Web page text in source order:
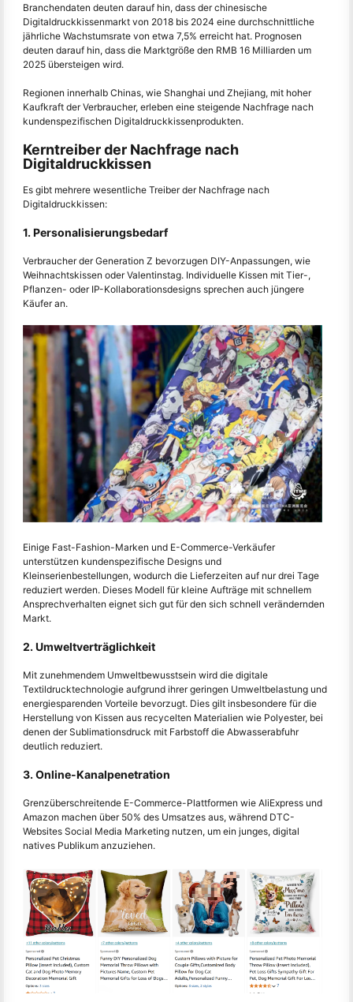
Branchendaten deuten darauf hin, dass der chinesische
Digitaldruckkissenmarkt von 2018 bis 2024 eine durchschnittliche
jährliche Wachstumsrate von etwa 7,5% erreicht hat. Prognosen
deuten darauf hin, dass die Marktgröße den RMB 16 Milliarden um
2025 übersteigen wird.
Regionen innerhalb Chinas, wie Shanghai und Zhejiang, mit hoher
Kaufkraft der Verbraucher, erleben eine steigende Nachfrage nach
kundenspezifischen Digitaldruckkissenprodukten.
Kerntreiber der Nachfrage nach
Digitaldruckkissen
Es gibt mehrere wesentliche Treiber der Nachfrage nach
Digitaldruckkissen:
1. Personalisierungsbedarf
Verbraucher der Generation Z bevorzugen DIY-Anpassungen, wie
Weihnachtskissen oder Valentinstag. Individuelle Kissen mit Tier-,
Pflanzen- oder IP-Kollaborationsdesigns sprechen auch jüngere
Käufer an.
Einige Fast-Fashion-Marken und E-Commerce-Verkäufer
unterstützen kundenspezifische Designs und
Kleinserienbestellungen, wodurch die Lieferzeiten auf nur drei Tage
reduziert werden. Dieses Modell für kleine Aufträge mit schnellem
Ansprechverhalten eignet sich gut für den sich schnell verändernden
Markt.
2. Umweltverträglichkeit
Mit zunehmendem Umweltbewusstsein wird die digitale
Textildrucktechnologie aufgrund ihrer geringen Umweltbelastung und
energiesparenden Vorteile bevorzugt. Dies gilt insbesondere für die
Herstellung von Kissen aus recycelten Materialien wie Polyester, bei
denen der Sublimationsdruck mit Farbstoff die Abwasserabfuhr
deutlich reduziert.
3. Online-Kanalpenetration
Grenzüberschreitende E-Commerce-Plattformen wie AliExpress und
Amazon machen über 50% des Umsatzes aus, während DTC-
Websites Social Media Marketing nutzen, um ein junges, digital
natives Publikum anzuziehen.